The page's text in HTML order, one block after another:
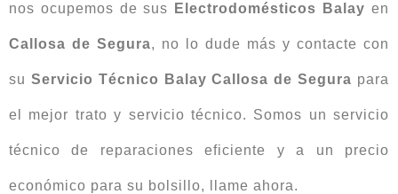
nos ocupemos de sus Electrodomésticos Balay en
Callosa de Segura, no lo dude más y contacte con
su Servicio Técnico Balay Callosa de Segura para
el mejor trato y servicio técnico. Somos un servicio
técnico de reparaciones eficiente y a un precio
económico para su bolsillo, llame ahora.